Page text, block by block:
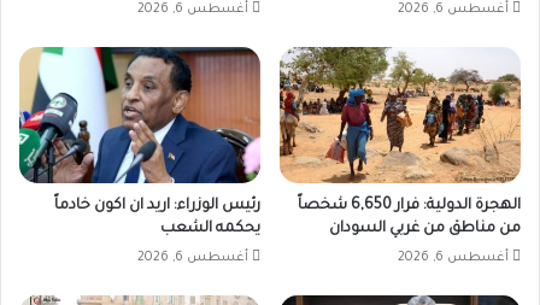
أغسطس 6, 2026 أغسطس 6, 2026
الهجرة الدولية: فرار 6,650 شخصاً
من مناطق من غربي السودان
أغسطس 6, 2026
رئيس الوزراء: اريد ان اكون خادماً
يحكمه الشعب
أغسطس 6, 2026